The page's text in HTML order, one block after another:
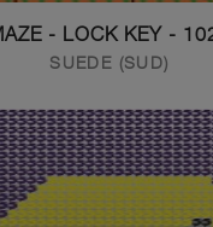
10216 -
SUEDE (SUD)